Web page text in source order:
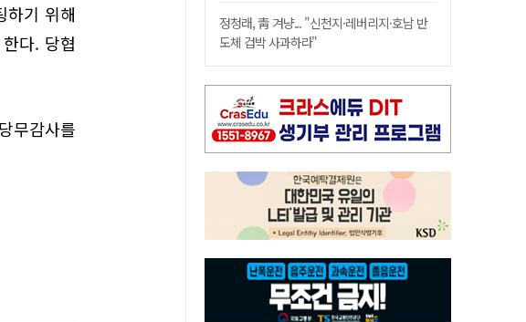
하기 위해
다. 당협
무감사를
정청래, 靑 겨냥... "신천지·레버리지·호남 반
도체 겁박 사과하라"